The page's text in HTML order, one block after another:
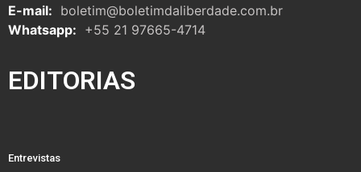
E-mail: boletim@boletimdaliberdade.com.br
Whatsapp: +55 21 97665-4714
EDITORIAS
Entrevistas